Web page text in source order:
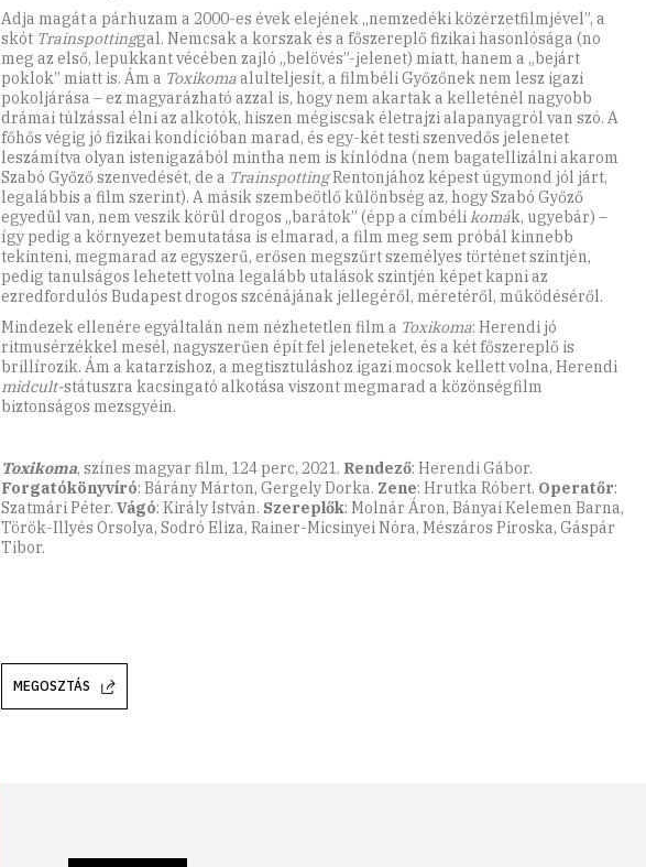
Adja magát a párhuzam a 2000-es évek elejének „nemzedéki közérzetfilmjével”, a
skót Trainspottinggal. Nemcsak a korszak és a főszereplő fizikai hasonlósága (no
meg az első, lepukkant vécében zajló „belövés”-jelenet) miatt, hanem a „bejárt
poklok” miatt is. Ám a Toxikomaalulteljesít, a filmbéli Győzőnek nem lesz igazi
pokoljárása – ez magyarázható azzal is, hogy nem akartak a kelleténél nagyobb
drámai túlzással élni az alkotók, hiszen mégiscsak életrajzi alapanyagról van szó. A
főhős végig jó fizikai kondícióban marad, és egy-két testi szenvedős jelenetet
leszámítva olyan istenigazából mintha nem is kínlódna (nem bagatellizálni akarom
Szabó Győző szenvedését, de a TrainspottingRentonjához képest úgymond jól járt,
legalábbis a film szerint). A másik szembeötlő különbség az, hogy Szabó Győző
egyedül van, nem veszik körül drogos „barátok” (épp a címbélikomák, ugyebár) –
így pedig a környezet bemutatása is elmarad, a film meg sem próbál kinnebb
tekinteni, megmarad az egyszerű, erősen megszűrt személyes történet szintjén,
pedig tanulságos lehetett volna legalább utalások szintjén képet kapni az
ezredfordulós Budapest drogos szcénájának jellegéről, méretéről, működéséről.
Mindezek ellenére egyáltalán nem nézhetetlen film a Toxikoma: Herendi jó
ritmusérzékkel mesél, nagyszerűen épít fel jeleneteket, és a két főszereplő is
brillírozik. Ám a katarzishoz, a megtisztuláshoz igazi mocsok kellett volna, Herendi
midcult-státuszra kacsingató alkotása viszont megmarad a közönségfilm
biztonságos mezsgyéin.
Toxikoma, színes magyar film, 124 perc, 2021. Rendező: Herendi Gábor.
Forgatókönyvíró: Bárány Márton, Gergely Dorka. Zene: Hrutka Róbert. Operatőr:
Szatmári Péter. Vágó: Király István. Szereplők: Molnár Áron, Bányai Kelemen Barna,
Török-Illyés Orsolya, Sodró Eliza, Rainer-Micsinyei Nóra, ­Mészáros Piroska, Gáspár
Tibor.
MEGOSZTÁS